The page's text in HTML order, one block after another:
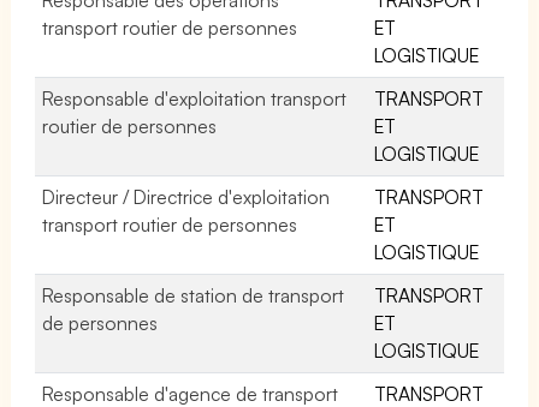
transport routier de personnes
ET
LOGISTIQUE
Responsable d'exploitation transport
routier de personnes
TRANSPORT
ET
LOGISTIQUE
Directeur / Directrice d'exploitation
transport routier de personnes
TRANSPORT
ET
LOGISTIQUE
Responsable de station de transport
de personnes
TRANSPORT
ET
LOGISTIQUE
Responsable d'agence de transport
TRANSPORT